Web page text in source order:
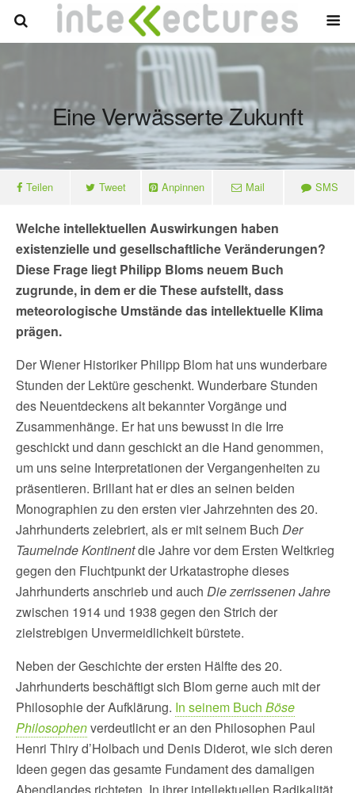
Eine Verwässerte Zukunft
Teilen Tweet Anpinnen Mail SMS
Welche intellektuellen Auswirkungen haben
existenzielle und gesellschaftliche Veränderungen?
Diese Frage liegt Philipp Bloms neuem Buch
zugrunde, in dem er die These aufstellt, dass
meteorologische Umstände das intellektuelle Klima
prägen.
Der Wiener Historiker Philipp Blom hat uns wunderbare
Stunden der Lektüre geschenkt. Wunderbare Stunden
des Neuentdeckens alt bekannter Vorgänge und
Zusammenhänge. Er hat uns bewusst in die Irre
geschickt und dann geschickt an die Hand genommen,
um uns seine Interpretationen der Vergangenheiten zu
präsentieren. Brillant hat er dies an seinen beiden
Monographien zu den ersten vier Jahrzehnten des 20.
Jahrhunderts zelebriert, als er mit seinem Buch Der
Taumelnde Kontinentdie Jahre vor dem Ersten Weltkrieg
gegen den Fluchtpunkt der Urkatastrophe dieses
Jahrhunderts anschrieb und auch Die zerrissenen Jahre
zwischen 1914 und 1938 gegen den Strich der
zielstrebigen Unvermeidlichkeit bürstete.
Neben der Geschichte der ersten Hälfte des 20.
Jahrhunderts beschäftigt sich Blom gerne auch mit der
Philosophie der Aufklärung. In seinem Buch Böse
Philosophenverdeutlicht er an den Philosophen Paul
Henri Thiry d’Holbach und Denis Diderot, wie sich deren
Ideen gegen das gesamte Fundament des damaligen